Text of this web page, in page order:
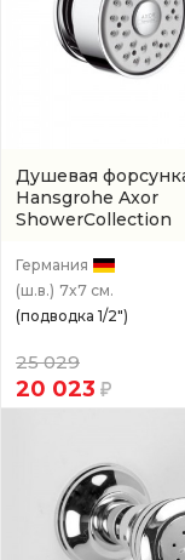
Душевая
Hansgrohe Axor
ShowerCollection
Германия
(ш.в.) 7x7 см.
(подводка 1/2")
25 029
20 023